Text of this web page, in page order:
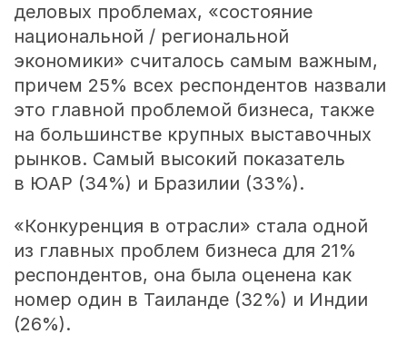
деловых проблемах, «состояние
национальной / региональной
экономики» считалось самым важным,
причем 25% всех респондентов назвали
это главной проблемой бизнеса, также
на большинстве крупных выставочных
рынков. Самый высокий показатель
в ЮАР (34%) и Бразилии (33%).
«Конкуренция в отрасли» стала одной
из главных проблем бизнеса для 21%
респондентов, она была оценена как
номер один в Таиланде (32%) и Индии
(26%).